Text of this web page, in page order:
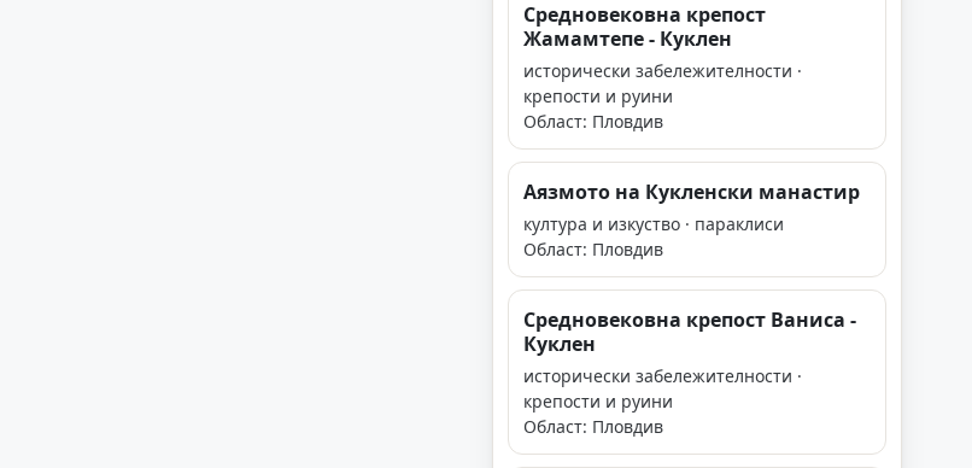
Средновековна крепост
Жамамтепе - Куклен
исторически забележителности ·
крепости и руини
Област: Пловдив
Аязмото на Кукленски манастир
култура и изкуство · параклиси
Област: Пловдив
Средновековна крепост Ваниса -
Куклен
исторически забележителности ·
крепости и руини
Област: Пловдив